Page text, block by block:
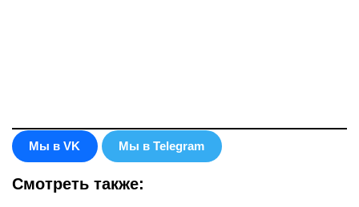
Мы в VK Мы в Telegram
Смотреть также: